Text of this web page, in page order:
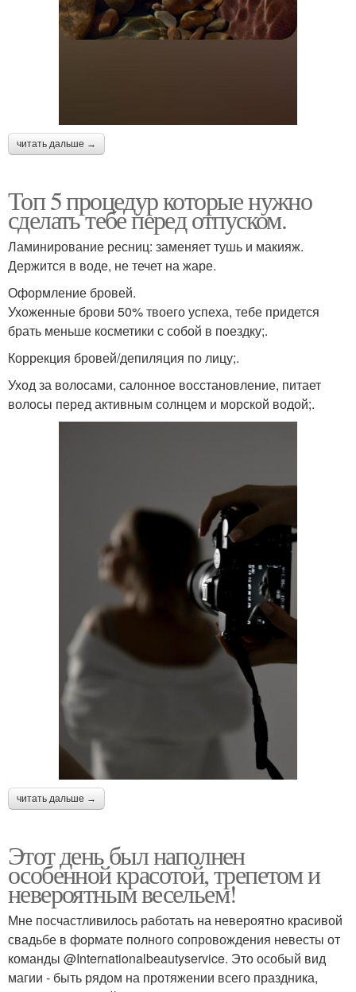
читать дальше →
Топ 5 процедур которые нужно
сделать тебе перед отпуском.
Ламинирование ресниц: заменяет тушь и макияж.
Держится в воде, не течет на жаре.
Оформление бровей.
Ухоженные брови 50% твоего успеха, тебе придется
брать меньше косметики с собой в поездку;.
Коррекция бровей/депиляция по лицу;.
Уход за волосами, салонное восстановление, питает
волосы перед активным солнцем и морской водой;.
читать дальше →
Этот день был наполнен
особенной красотой, трепетом и
невероятным весельем!
Мне посчастливилось работать на невероятно красивой
свадьбе в формате полного сопровождения невесты от
команды @Internationalbeautyservice. Это особый вид
магии - быть рядом на протяжении всего праздника,